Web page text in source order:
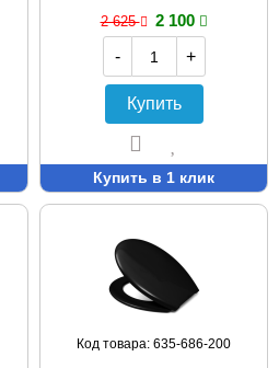
2 625
2 100
-
+
Купить
Купить в 1 клик
Код товара: 635-686-200